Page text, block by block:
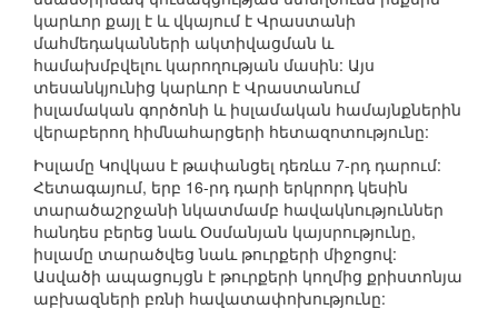
կարևոր քայլ է և վկայում է Վրաստանի
մահմեդականների ակտիվացման և
համախմբվելու կարողության մասին: Այս
տեսանկյունից կարևոր է Վրաստանում
իսլամական գործոնի և իսլամական համայնքներին
վերաբերող հիմնահարցերի հետազոտությունը:
Իսլամը Կովկաս է թափանցել դեռևս 7-րդ դարում:
Հետագայում, երբ 16-րդ դարի երկրորդ կեսին
տարածաշրջանի նկատմամբ հավակնություններ
հանդես բերեց նաև Օսմանյան կայսրությունը,
իսլամը տարածվեց նաև թուրքերի միջոցով:
Ասվածի ապացույցն է թուրքերի կողմից քրիստոնյա
աբխազների բռնի հավատափոխությունը: